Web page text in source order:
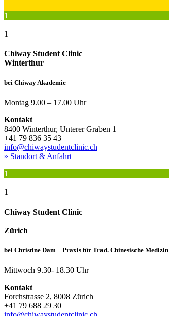
1
1
Chiway Student Clinic
Winterthur
bei Chiway Akademie
Montag 9.00 – 17.00 Uhr​​​
Kontakt
8400 Winterthur, Unterer Graben 1
+41 79 836 35 43
info@chiwaystudentclinic.ch
» Standort & Anfahrt
1
1
Chiway Student Clinic
Zürich
bei Christine Dam – Praxis für Trad. Chinesische Medizin
Mittwoch 9.30- 18.30 Uhr​​​​
Kontakt
Forchstrasse 2, 8008 Zürich
+41 79 688 29 30